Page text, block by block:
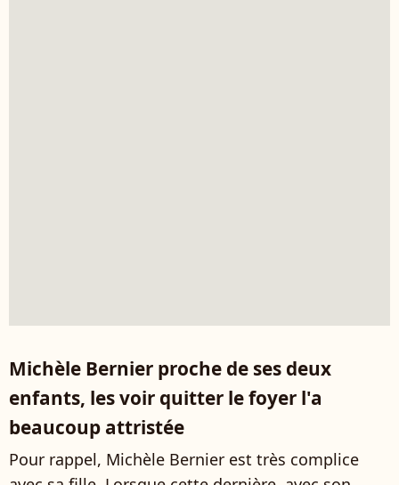
Michèle Bernier proche de ses deux
enfants, les voir quitter le foyer l'a
beaucoup attristée
Pour rappel, Michèle Bernier est très complice